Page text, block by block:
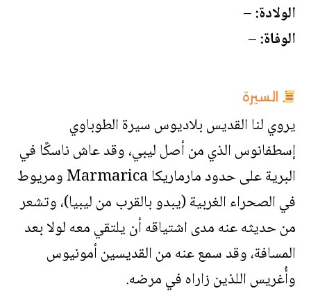
الولادة:–
الوفاة:–
السيرة
يروي لنا القديس بلاديوس سيرة الطوباوي
إسطفانوس الذي من أصل ليبي، وقد عاش ناسكًا في
البرية على حدود مارماريكا Marmarica ومريوط
في الصحراء الغربية (يبدو بالقرب من ليبيا)، وتشعر
من حديثه عنه مدى اشتياقه أن يلتقي معه لولا بعد
المسافة، وقد سمع عنه من القديسين أمونيوس
وأُغريس اللذين زاراه في مرضه.